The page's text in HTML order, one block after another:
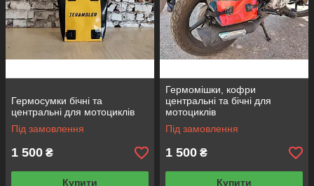
Гермосумки бічні та
центральні для мотоциклів
Під замовлення
1 500 ₴
Купити
Гермомішки, кофри
центральні та бічні для
мотоциклів
Під замовлення
1 500 ₴
Купити